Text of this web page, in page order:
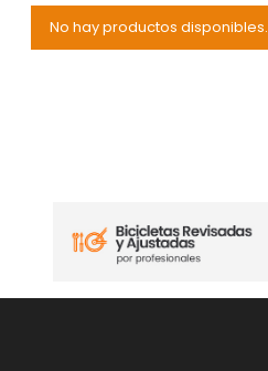
No hay productos disponibles.